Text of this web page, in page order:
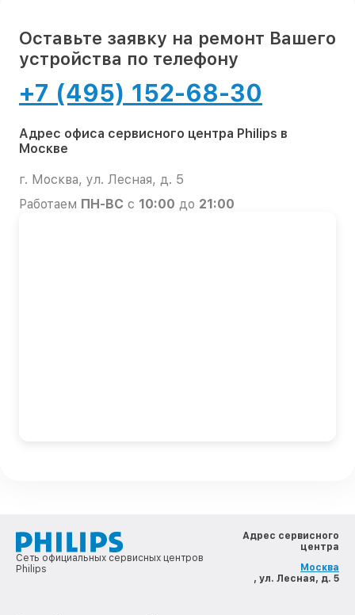
Оставьте заявку на ремонт Вашего
устройства по телефону
+7 (495) 152-68-30
Адрес офиса сервисного центра Philips в
Москве
г. Москва, ул. Лесная, д. 5
Работаем ПН-ВС с 10:00 до 21:00
Сеть официальных сервисных центров
Philips
Адрес сервисного
центра
Москва
, ул. Лесная, д. 5